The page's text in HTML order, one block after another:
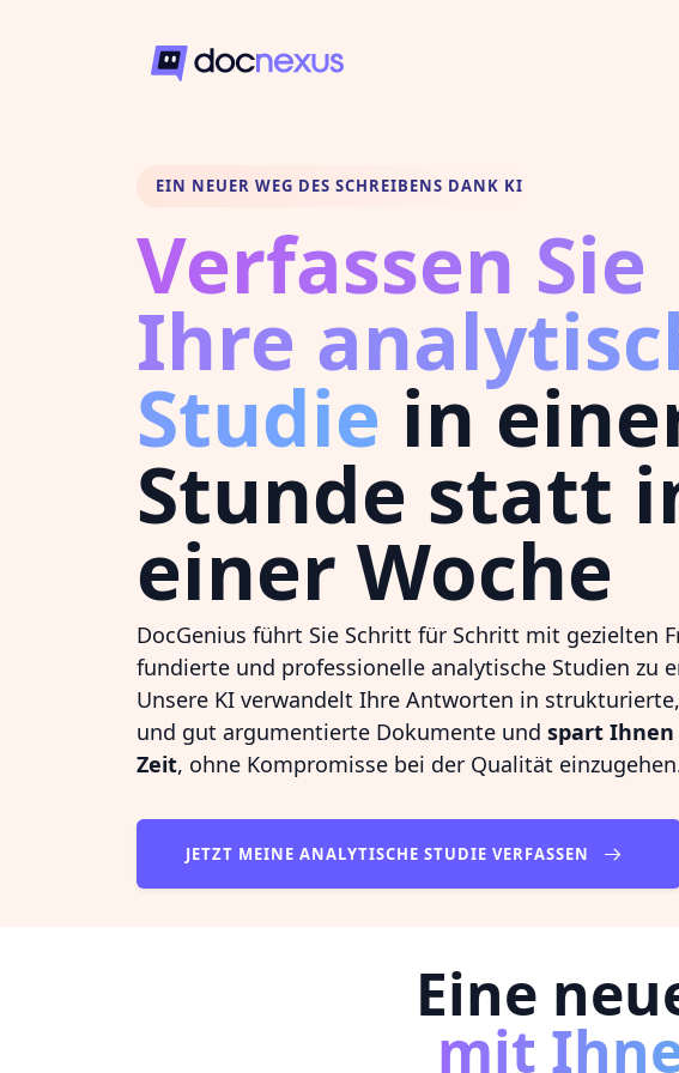
EIN NEUER WEG DES SCHREIBENS DANK KI
Verfassen Sie
Ihre
Studie in
Stunde statt
einer Woche
DocGenius führt Sie Schritt für Schritt mit gezielten
fundierte und professionelle analytische Studien zu
Unsere KI verwandelt Ihre Antworten in
und gut argumentierte Dokumente und spart
Zeit, ohne Kompromisse bei der Qualität
JETZT MEINE ANALYTISCHE STUDIE VERFASSEN
Eine
mit